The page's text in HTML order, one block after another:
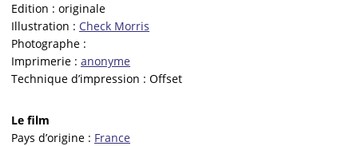
Edition : originale
Illustration : Check Morris
Photographe :
Imprimerie : anonyme
Technique d’impression : Offset
Le film
Pays d’origine : France